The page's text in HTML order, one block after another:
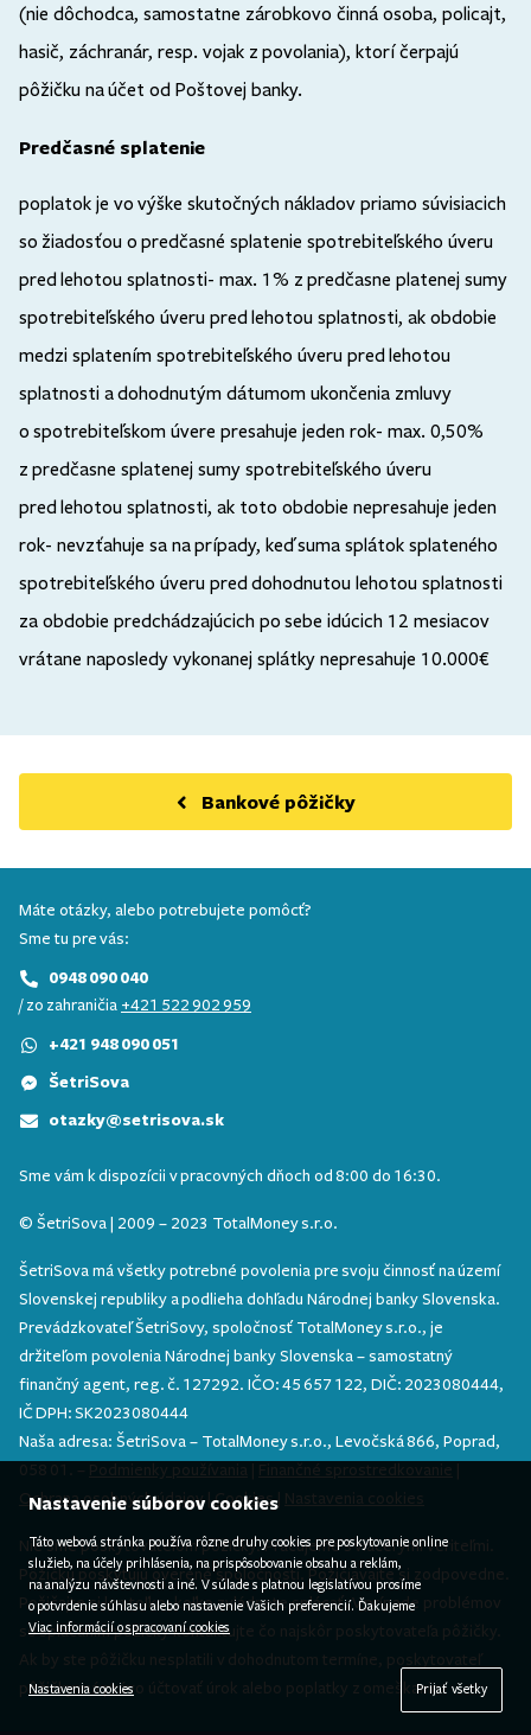
(nie dôchodca, samostatne zárobkovo činná osoba, policajt,
hasič, záchranár, resp. vojak z povolania), ktorí čerpajú
pôžičku na účet od Poštovej banky.
Predčasné splatenie
poplatok je vo výške skutočných nákladov priamo súvisiacich
so žiadosťou o predčasné splatenie spotrebiteľského úveru
pred lehotou splatnosti- max. 1% z predčasne platenej sumy
spotrebiteľského úveru pred lehotou splatnosti, ak obdobie
medzi splatením spotrebiteľského úveru pred lehotou
splatnosti a dohodnutým dátumom ukončenia zmluvy
o spotrebiteľskom úvere presahuje jeden rok- max. 0,50%
z predčasne splatenej sumy spotrebiteľského úveru
pred lehotou splatnosti, ak toto obdobie nepresahuje jeden
rok- nevzťahuje sa na prípady, keď suma splátok splateného
spotrebiteľského úveru pred dohodnutou lehotou splatnosti
za obdobie predchádzajúcich po sebe idúcich 12 mesiacov
vrátane naposledy vykonanej splátky nepresahuje 10.000€
Bankové pôžičky
Máte otázky, alebo potrebujete pomôcť?
Sme tu pre vás:
0948 090 040
/ zo zahraničia +421 522 902 959
+421 948 090 051
ŠetriSova
otazky@setrisova.sk
Sme vám k dispozícii v pracovných dňoch od 8:00 do 16:30.
© ŠetriSova | 2009 – 2023 TotalMoney s.r.o.
ŠetriSova má všetky potrebné povolenia pre svoju činnosť na území
Slovenskej republiky a podlieha dohľadu Národnej banky Slovenska.
Prevádzkovateľ ŠetriSovy, spoločnosť TotalMoney s.r.o., je
držiteľom povolenia Národnej banky Slovenska – samostatný
finančný agent, reg. č. 127292. IČO: 45 657 122, DIČ: 2023080444,
IČ DPH: SK2023080444
Naša adresa: ŠetriSova – TotalMoney s.r.o., Levočská 866, Poprad,
058 01. – Podmienky používania | Finančné sprostredkovanie |
Ochrana osobných údajov|Cookies| Nastavenia cookies
Nie sme poskytovateľom pôžičky. Pracujeme s viacerými veriteľmi.
Pôžičku poskytujú overené spoločnosti. Požičiavajte si zodpovedne.
Požičajte si len toľko, koľko zvládnete splácať. V prípade problémov
so splácaním pôžičky kontaktujte čo najskôr poskytovateľa pôžičky.
Ak by ste pôžičku nesplatili v dohodnutom termíne, poskytovateľ
pôžičky má právo účtovať úrok alebo poplatky z omeškania.
Nastavenie súborov cookies
Táto webová stránka používa rôzne druhy cookies pre poskytovanie online
služieb, na účely prihlásenia, na prispôsobovanie obsahu a reklám,
na analýzu návštevnosti a iné. V súlade s platnou legislatívou prosíme
o potvrdenie súhlasu alebo nastavenie Vašich preferencií. Ďakujeme
Viac informácií o spracovaní cookies
Nastavenia cookies Prijať všetky